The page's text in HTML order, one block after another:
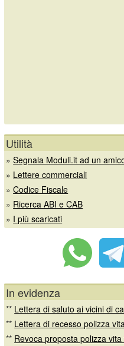
Utilità
»Segnala Moduli.it ad un
» Lettere commerciali
»Codice Fiscale
» Ricerca ABI e CAB
» I più scaricati
In evidenza
** Lettera di saluto ai vicini di
** Lettera di recesso polizza
** Revoca proposta polizza